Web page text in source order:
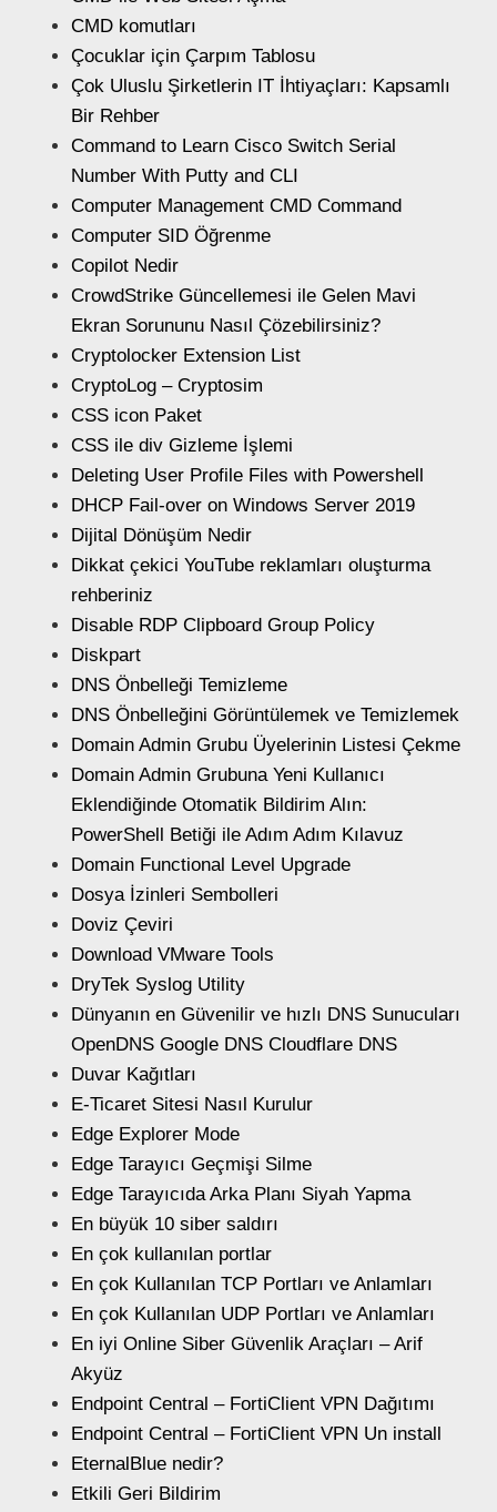
CMD komutları
Çocuklar için Çarpım Tablosu
Çok Uluslu Şirketlerin IT İhtiyaçları: Kapsamlı
Bir Rehber
Command to Learn Cisco Switch Serial
Number With Putty and CLI
Computer Management CMD Command
Computer SID Öğrenme
Copilot Nedir
CrowdStrike Güncellemesi ile Gelen Mavi
Ekran Sorununu Nasıl Çözebilirsiniz?
Cryptolocker Extension List
CryptoLog – Cryptosim
CSS icon Paket
CSS ile div Gizleme İşlemi
Deleting User Profile Files with Powershell
DHCP Fail-over on Windows Server 2019
Dijital Dönüşüm Nedir
Dikkat çekici YouTube reklamları oluşturma
rehberiniz
Disable RDP Clipboard Group Policy
Diskpart
DNS Önbelleği Temizleme
DNS Önbelleğini Görüntülemek ve Temizlemek
Domain Admin Grubu Üyelerinin Listesi Çekme
Domain Admin Grubuna Yeni Kullanıcı
Eklendiğinde Otomatik Bildirim Alın:
PowerShell Betiği ile Adım Adım Kılavuz
Domain Functional Level Upgrade
Dosya İzinleri Sembolleri
Doviz Çeviri
Download VMware Tools
DryTek Syslog Utility
Dünyanın en Güvenilir ve hızlı DNS Sunucuları
OpenDNS Google DNS Cloudflare DNS
Duvar Kağıtları
E-Ticaret Sitesi Nasıl Kurulur
Edge Explorer Mode
Edge Tarayıcı Geçmişi Silme
Edge Tarayıcıda Arka Planı Siyah Yapma
En büyük 10 siber saldırı
En çok kullanılan portlar
En çok Kullanılan TCP Portları ve Anlamları
En çok Kullanılan UDP Portları ve Anlamları
En iyi Online Siber Güvenlik Araçları – Arif
Akyüz
Endpoint Central – FortiClient VPN Dağıtımı
Endpoint Central – FortiClient VPN Un install
EternalBlue nedir?
Etkili Geri Bildirim